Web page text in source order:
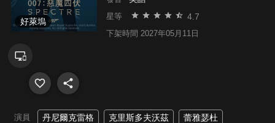
好萊塢
星等 4.7
下架時間 2027年05月11日
演員 丹尼爾克雷格 克里斯多夫沃茲 蕾雅瑟杜